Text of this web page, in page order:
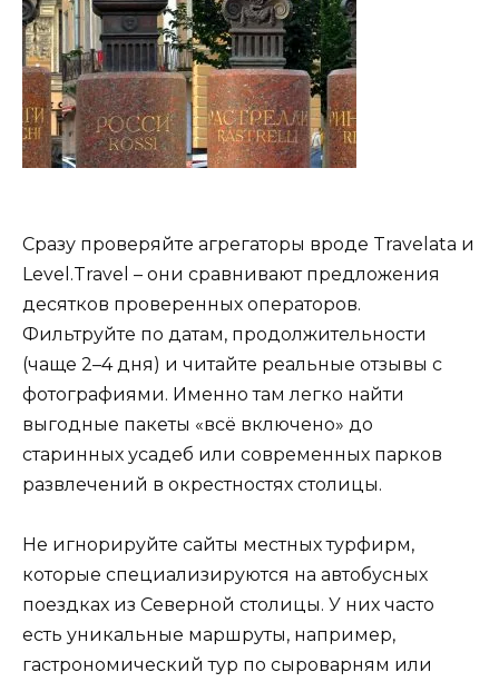
Сразу проверяйте агрегаторы вроде Travelata и
Level.Travel – они сравнивают предложения
десятков проверенных операторов.
Фильтруйте по датам, продолжительности
(чаще 2–4 дня) и читайте реальные отзывы с
фотографиями. Именно там легко найти
выгодные пакеты «всё включено» до
старинных усадеб или современных парков
развлечений в окрестностях столицы.
Не игнорируйте сайты местных турфирм,
которые специализируются на автобусных
поездках из Северной столицы. У них часто
есть уникальные маршруты, например,
гастрономический тур по сыроварням или